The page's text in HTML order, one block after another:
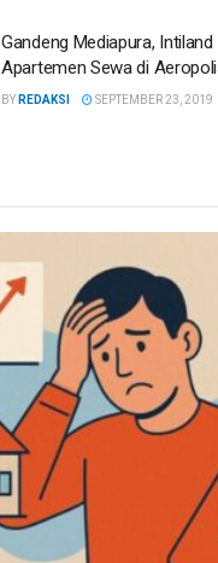
Gandeng Mediapura,
Apartemen Sewa di
BY REDAKSI SEPTEMBER 23, 2019